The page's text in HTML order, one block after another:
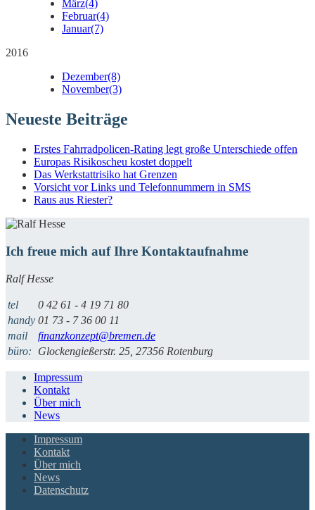
März(4)
Februar(4)
Januar(7)
2016
Dezember(8)
November(3)
Neueste Beiträge
Erstes Fahrradpolicen-Rating legt große Unterschiede offen
Europas Risikoscheu kostet doppelt
Das Werkstattrisiko hat Grenzen
Vorsicht vor Links und Telefonnummern in SMS
Raus aus Riester?
Ich freue mich auf Ihre Kontaktaufnahme
Ralf Hesse
tel
0 42 61 - 4 19 71 80
handy 01 73 - 7 36 00 11
mail
finanzkonzept@bremen.de
büro:
Glockengießerstr. 25, 27356 Rotenburg
Impressum
Kontakt
Über mich
News
Impressum
Kontakt
Über mich
News
Datenschutz